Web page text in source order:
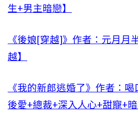
生+男主暗戀】
《後娘[穿越]》作者：元月月
越】
《我的新郎逃婚了》作者：
後愛+總裁+深入人心+甜寵+暗